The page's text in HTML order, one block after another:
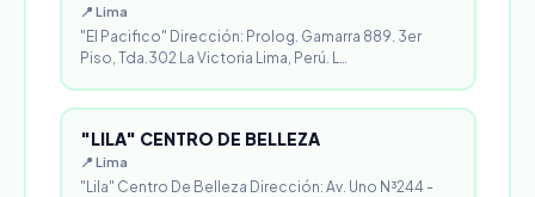
📍 Lima
"El Pacifico" Dirección: Prolog. Gamarra 889. 3er
Piso, Tda.302 La Victoria Lima, Perú. L…
"LILA" CENTRO DE BELLEZA
📍 Lima
"Lila" Centro De Belleza Dirección: Av. Uno N³244 -